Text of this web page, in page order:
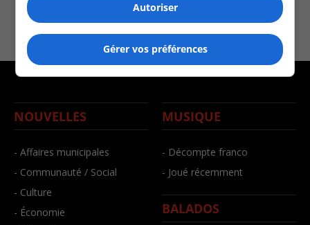
NOUVELLES
- Affaires municipales
- Communauté / Social
- Culture
- Économie
MUSIQUE
- Décompte franco
- Joué récemment
BALADOS
Autoriser
Gérer vos préférences